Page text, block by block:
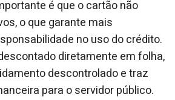
é que o cartão não
o que garante mais
no uso do crédito.
diretamente em folha,
descontrolado e traz
para o servidor público.